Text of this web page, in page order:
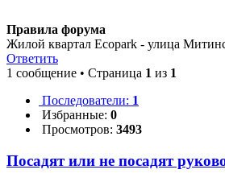
Правила форума
Жилой квартал Ecopark - улица
Ответить
1 сообщение • Страница 1 из 1
Последователи: 1
Избранные: 0
Просмотров: 3493
Посадят или не посадят